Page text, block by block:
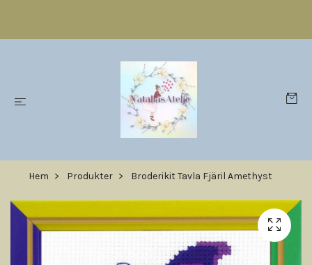
Hem Produkter Broderikit Tavla Fjäril Amethyst